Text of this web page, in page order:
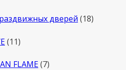
дверей 1818
1111
FLAME 77